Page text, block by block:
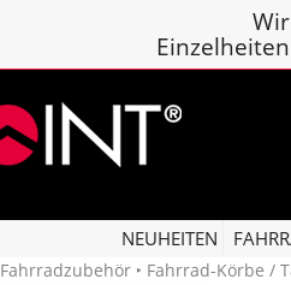
NEUHEITEN
Fahrradzubehör ‣ Fahrrad-Körbe /